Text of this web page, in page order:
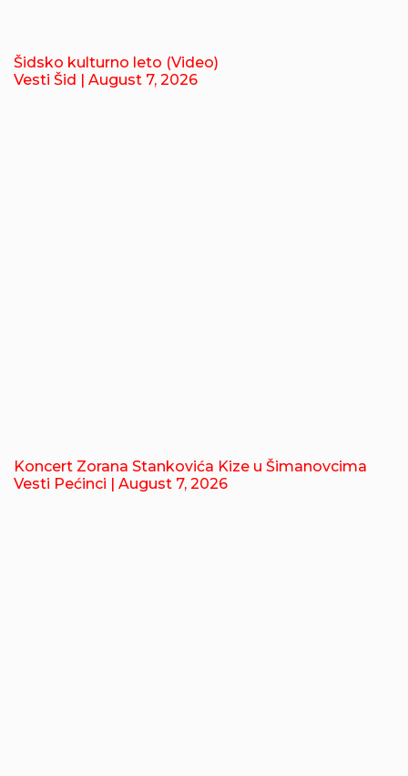
Šidsko kulturno leto (Video)
Vesti Šid | August 7, 2026
Koncert Zorana Stankovića Kize u Šimanovcima
Vesti Pećinci | August 7, 2026